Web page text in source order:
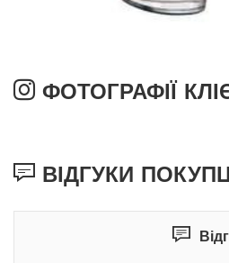
ФОТОГРАФІЇ
ВІДГУКИ